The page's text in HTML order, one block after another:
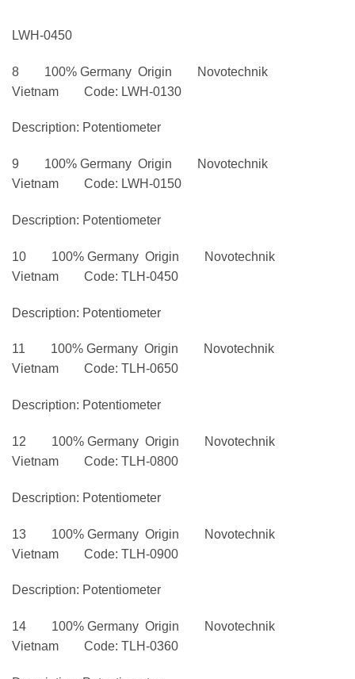
LWH-0450
8 100% Germany Origin Novotechnik
Vietnam Code: LWH-0130
Description: Potentiometer
9 100% Germany Origin Novotechnik
Vietnam Code: LWH-0150
Description: Potentiometer
10 100% Germany Origin Novotechnik
Vietnam Code: TLH-0450
Description: Potentiometer
11 100% Germany Origin Novotechnik
Vietnam Code: TLH-0650
Description: Potentiometer
12 100% Germany Origin Novotechnik
Vietnam Code: TLH-0800
Description: Potentiometer
13 100% Germany Origin Novotechnik
Vietnam Code: TLH-0900
Description: Potentiometer
14 100% Germany Origin Novotechnik
Vietnam Code: TLH-0360